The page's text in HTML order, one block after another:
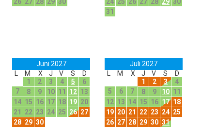
31
Juni 2027
L
M X J V S
D
1
2 3 4 5
6
7
8 9 10 11 12 13
14 15 16 17 18 19 20
21
22 23 24 25 26 27
28 29 30
Juli 2027
L
M X J V S
D
1
2 3
4
5
6 7 8 9 10 11
12 13 14 15 16 17 18
19 20 21 22 23 24 25
26 27 28 29 30 31